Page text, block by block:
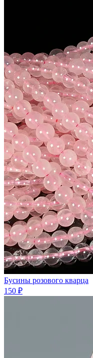
Бусины розового кварца
150 ₽